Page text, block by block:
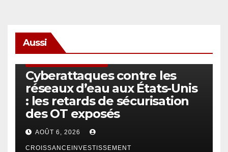
Aussi
Cyberattaques contre les
réseaux d’eau aux États-Unis
: les retards de sécurisation
des OT exposés
AOÛT 6, 2026
CROISSANCEINVESTISSEMENT